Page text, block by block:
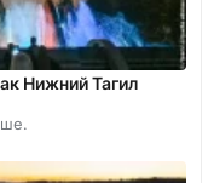
Нижний Тагил